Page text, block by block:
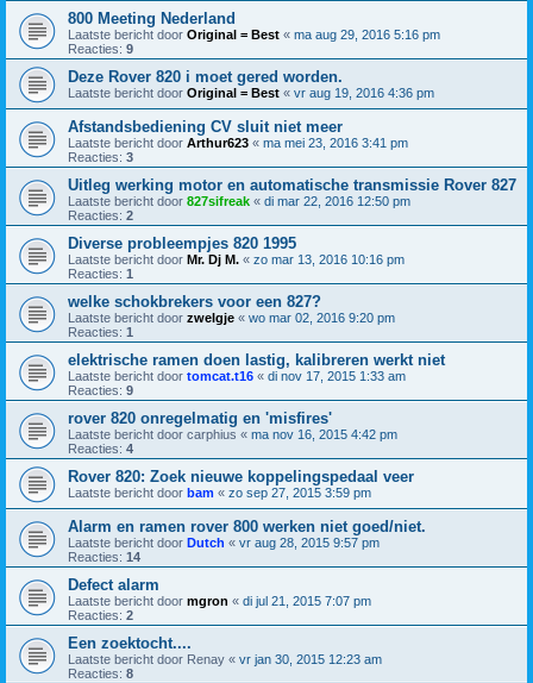
800 Meeting Nederland
Laatste bericht door Original = Best « ma aug 29, 2016 5:16 pm
Reacties: 9
Deze Rover 820 i moet gered worden.
Laatste bericht door Original = Best « vr aug 19, 2016 4:36 pm
Afstandsbediening CV sluit niet meer
Laatste bericht door Arthur623 « ma mei 23, 2016 3:41 pm
Reacties: 3
Uitleg werking motor en automatische transmissie Rover 827
Laatste bericht door 827sifreak « di mar 22, 2016 12:50 pm
Reacties: 2
Diverse probleempjes 820 1995
Laatste bericht door Mr. Dj M. « zo mar 13, 2016 10:16 pm
Reacties: 1
welke schokbrekers voor een 827?
Laatste bericht door zwelgje « wo mar 02, 2016 9:20 pm
Reacties: 1
elektrische ramen doen lastig, kalibreren werkt niet
Laatste bericht door tomcat.t16 « di nov 17, 2015 1:33 am
Reacties: 9
rover 820 onregelmatig en 'misfires'
Laatste bericht door carphius « ma nov 16, 2015 4:42 pm
Reacties: 4
Rover 820: Zoek nieuwe koppelingspedaal veer
Laatste bericht door bam « zo sep 27, 2015 3:59 pm
Alarm en ramen rover 800 werken niet goed/niet.
Laatste bericht door Dutch « vr aug 28, 2015 9:57 pm
Reacties: 14
Defect alarm
Laatste bericht door mgron « di jul 21, 2015 7:07 pm
Reacties: 2
Een zoektocht....
Laatste bericht door Renay « vr jan 30, 2015 12:23 am
Reacties: 8